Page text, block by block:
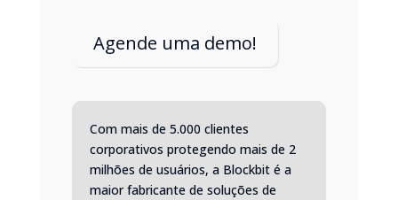
Agende uma demo!
Com mais de 5.000 clientes
corporativos protegendo mais de 2
milhões de usuários, a Blockbit é a
maior fabricante de soluções de